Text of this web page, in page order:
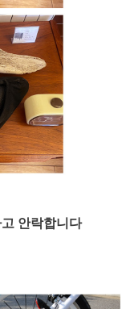
안락합니다